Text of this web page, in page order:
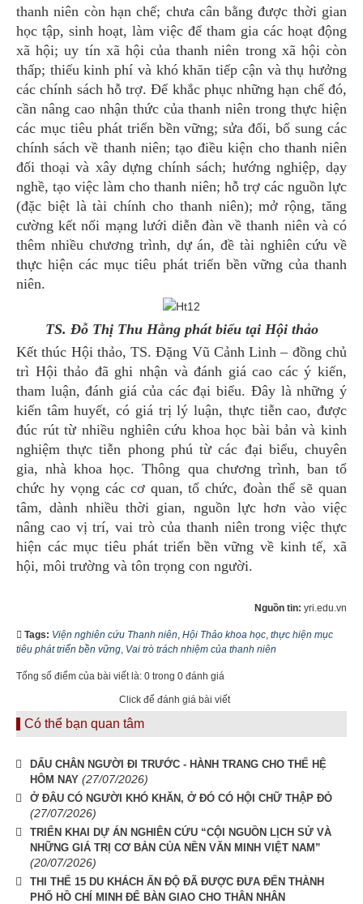
thanh niên còn hạn chế; chưa cân bằng được thời gian
học tập, sinh hoạt, làm việc để tham gia các hoạt động
xã hội; uy tín xã hội của thanh niên trong xã hội còn
thấp; thiếu kinh phí và khó khăn tiếp cận và thụ hưởng
các chính sách hỗ trợ. Để khắc phục những hạn chế đó,
cần nâng cao nhận thức của thanh niên trong thực hiện
các mục tiêu phát triển bền vững; sửa đổi, bổ sung các
chính sách về thanh niên; tạo điều kiện cho thanh niên
đối thoại và xây dựng chính sách; hướng nghiệp, dạy
nghề, tạo việc làm cho thanh niên; hỗ trợ các nguồn lực
(đặc biệt là tài chính cho thanh niên); mở rộng, tăng
cường kết nối mạng lưới diễn đàn về thanh niên và có
thêm nhiều chương trình, dự án, đề tài nghiên cứu về
thực hiện các mục tiêu phát triển bền vững của thanh
niên.
TS. Đỗ Thị Thu Hằng phát biểu tại Hội thảo
Kết thúc Hội thảo, TS. Đặng Vũ Cảnh Linh – đồng chủ
trì Hội thảo đã ghi nhận và đánh giá cao các ý kiến,
tham luận, đánh giá của các đại biểu. Đây là những ý
kiến tâm huyết, có giá trị lý luận, thực tiễn cao, được
đúc rút từ nhiều nghiên cứu khoa học bài bản và kinh
nghiệm thực tiễn phong phú từ các đại biểu, chuyên
gia, nhà khoa học. Thông qua chương trình, ban tổ
chức hy vọng các cơ quan, tổ chức, đoàn thể sẽ quan
tâm, dành nhiều thời gian, nguồn lực hơn vào việc
nâng cao vị trí, vai trò của thanh niên trong việc thực
hiện các mục tiêu phát triển bền vững về kinh tế, xã
hội, môi trường và tôn trọng con người.
Nguồn tin: yri.edu.vn
Tags: Viện nghiên cứu Thanh niên Hội Thảo khoa học thực hiện mục
tiêu phát triển bền vững Vai trò trách nhiệm của thanh niên
Tổng số điểm của bài viết là: 0 trong 0 đánh giá
Click để đánh giá bài viết
Có thể bạn quan tâm
DẤU CHÂN NGƯỜI ĐI TRƯỚC - HÀNH TRANG CHO THẾ HỆ
HÔM NAY (27/07/2026)
Ở ĐÂU CÓ NGƯỜI KHÓ KHĂN, Ở ĐÓ CÓ HỘI CHỮ THẬP ĐỎ
(27/07/2026)
TRIỂN KHAI DỰ ÁN NGHIÊN CỨU “CỘI NGUỒN LỊCH SỬ VÀ
NHỮNG GIÁ TRỊ CƠ BẢN CỦA NỀN VĂN MINH VIỆT NAM”
(20/07/2026)
THI THỂ 15 DU KHÁCH ẤN ĐỘ ĐÃ ĐƯỢC ĐƯA ĐẾN THÀNH
PHỐ HỒ CHÍ MINH ĐỂ BÀN GIAO CHO THÂN NHÂN